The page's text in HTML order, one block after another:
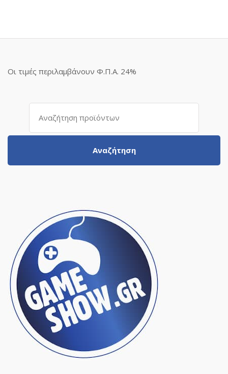
Οι τιμές περιλαμβάνουν Φ.Π.Α. 24%
Αναζήτηση
Αναζήτηση